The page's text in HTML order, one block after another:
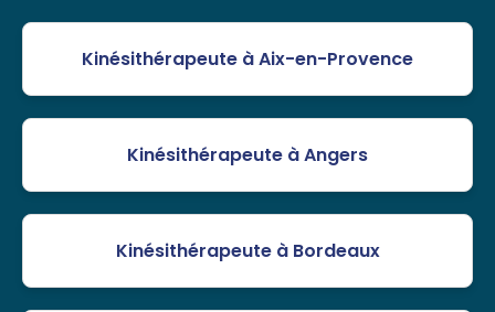
Kinésithérapeute à Aix-en-Provence
Kinésithérapeute à Angers
Kinésithérapeute à Bordeaux